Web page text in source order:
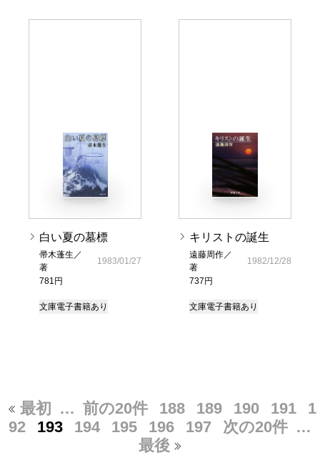
白い夏の墓標
帚木蓬生／
著
781円
1983/01/27
文庫電子書籍あり
キリストの誕生
遠藤周作／
著
737円
1982/12/28
文庫電子書籍あり
最初 … 前の20件 188 189 190 191
1
92
193 194 195 196 197 次の20件 …
最後